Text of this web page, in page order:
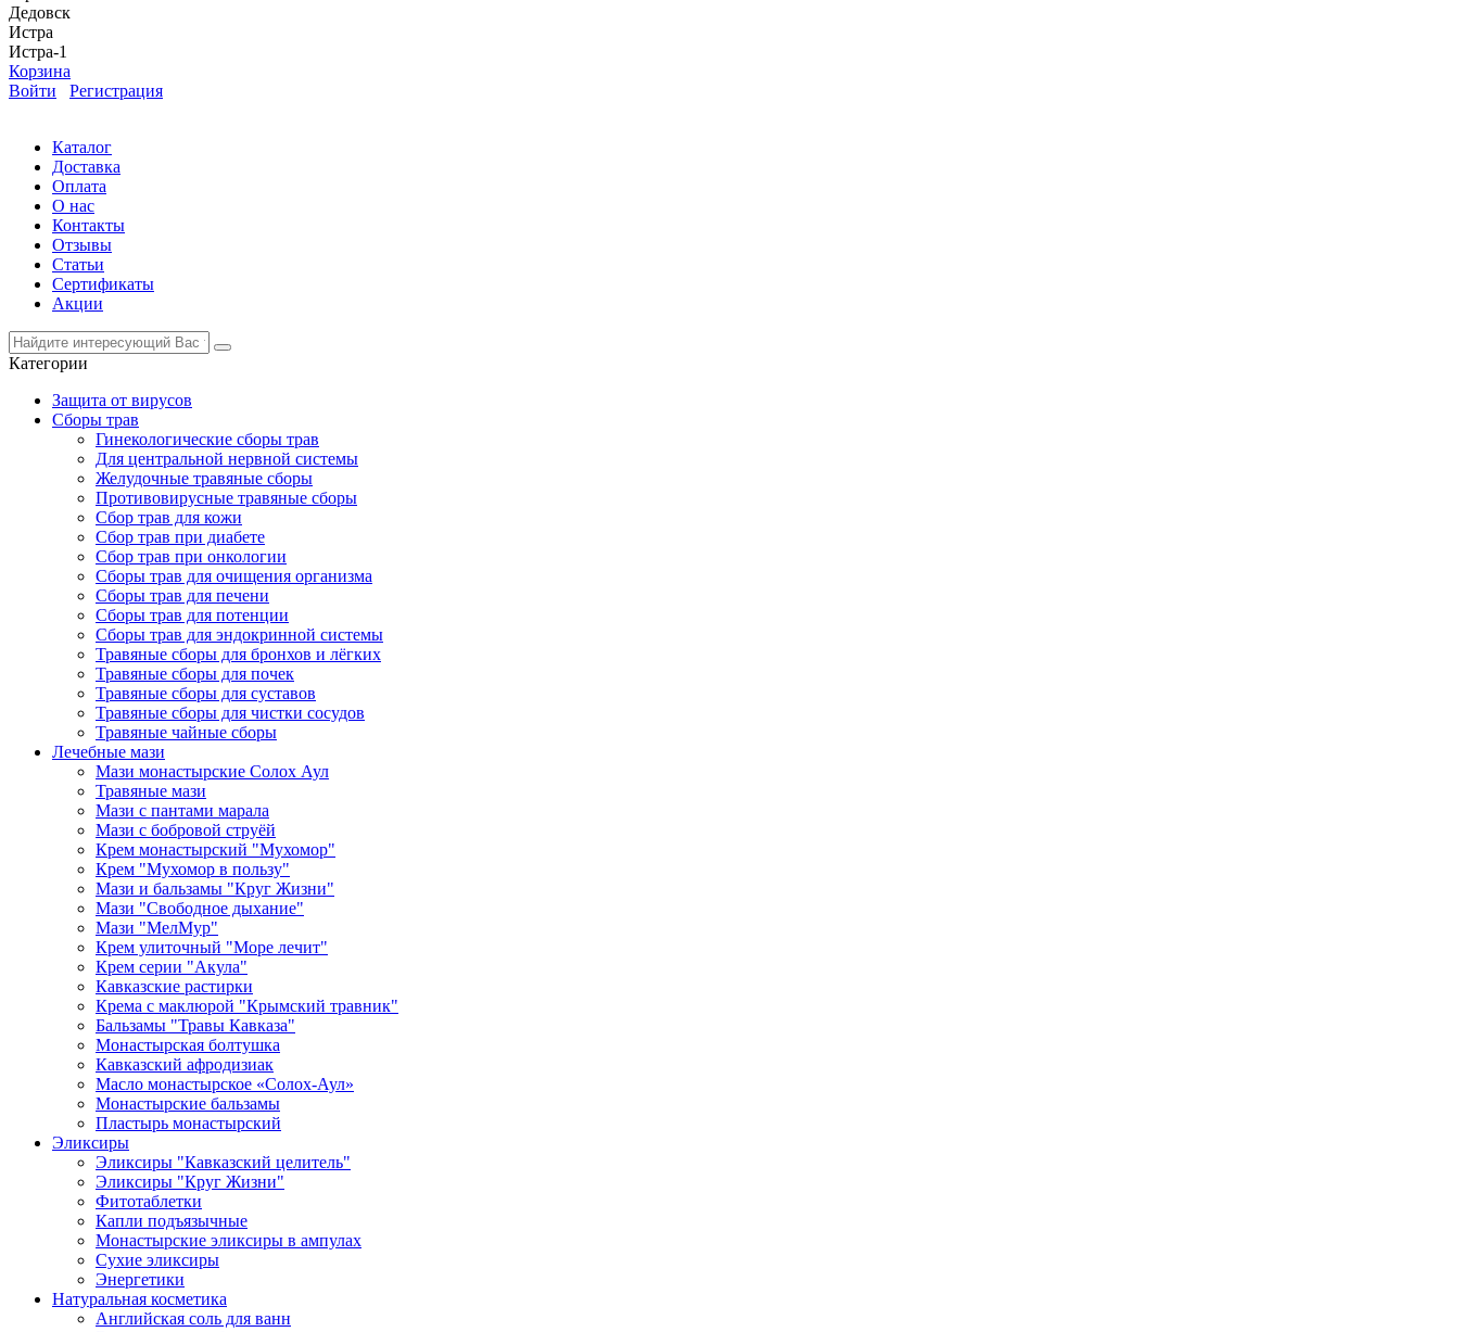
Дедовск
Истра
Истра-1
Корзина
Войти
Регистрация
Каталог
Доставка
Оплата
О нас
Контакты
Отзывы
Статьи
Сертификаты
Акции
Категории
Защита от вирусов
Сборы трав
Гинекологические сборы трав
Для центральной нервной системы
Желудочные травяные сборы
Противовирусные травяные сборы
Сбор трав для кожи
Сбор трав при диабете
Сбор трав при онкологии
Сборы трав для очищения организма
Сборы трав для печени
Сборы трав для потенции
Сборы трав для эндокринной системы
Травяные сборы для бронхов и лёгких
Травяные сборы для почек
Травяные сборы для суставов
Травяные сборы для чистки сосудов
Травяные чайные сборы
Лечебные мази
Мази монастырские Солох Аул
Травяные мази
Мази с пантами марала
Мази с бобровой струёй
Крем монастырский "Мухомор"
Крем "Мухомор в пользу"
Мази и бальзамы "Круг Жизни"
Мази "Свободное дыхание"
Мази "МелМур"
Крем улиточный "Море лечит"
Крем серии "Акула"
Кавказские растирки
Крема с маклюрой "Крымский травник"
Бальзамы "Травы Кавказа"
Монастырская болтушка
Кавказский афродизиак
Масло монастырское «Солох-Аул»
Монастырские бальзамы
Пластырь монастырский
Эликсиры
Эликсиры "Кавказский целитель"
Эликсиры "Круг Жизни"
Фитотаблетки
Капли подъязычные
Монастырские эликсиры в ампулах
Сухие эликсиры
Энергетики
Натуральная косметика
Английская соль для ванн